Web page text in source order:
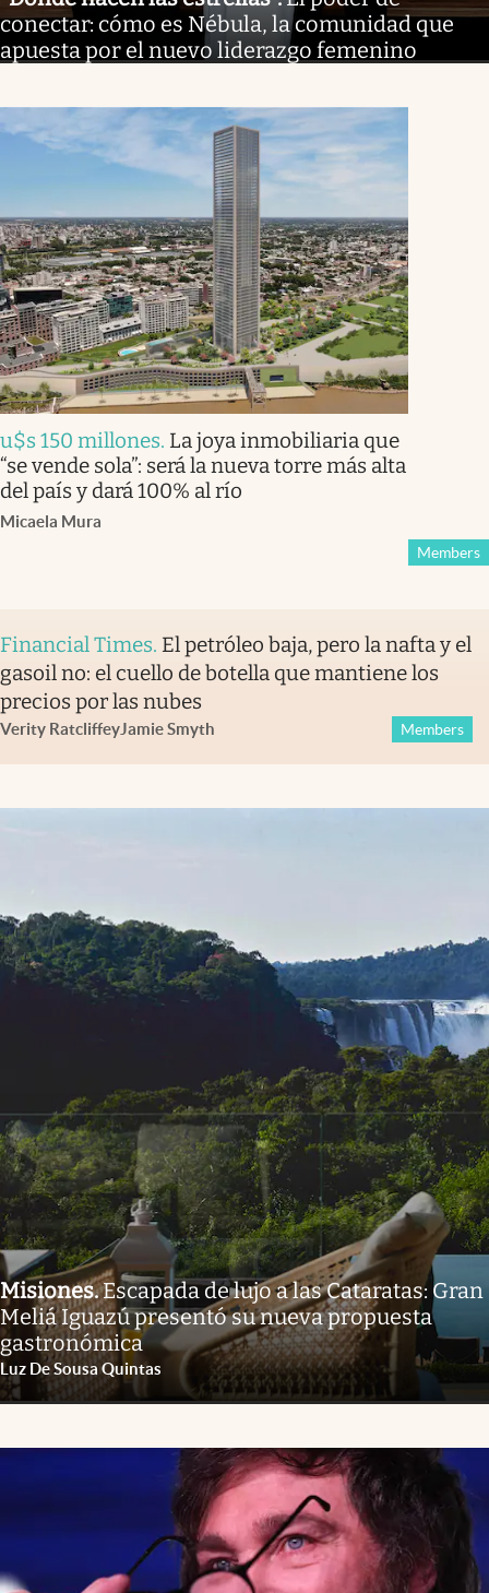
conectar: cómo es Nébula, la comunidad que
apuesta por el nuevo liderazgo femenino
u$s 150 millones. La joya inmobiliaria que
“se vende sola”: será la nueva torre más alta
del país y dará 100% al río
Micaela Mura
Members
Financial Times. El petróleo baja, pero la nafta y el
gasoil no: el cuello de botella que mantiene los
precios por las nubes
Verity RatcliffeyJamie Smyth Members
Misiones.Escapada de lujo a las Cataratas: Gran
Meliá Iguazú presentó su nueva propuesta
gastronómica
Luz De Sousa Quintas